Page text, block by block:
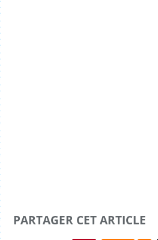
PARTAGER CET ARTICLE